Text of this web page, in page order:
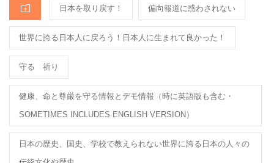
CATEGORIES
日本を取り戻す！ 偏向報道に惑わされない
世界に誇る日本人に戻ろう！日本人に生まれて良かった！
守る 祈り
健康、命と尊厳を守る情報とデモ情報（時に英語版も含む・
SOMETIMES INCLUDES ENGLISH VERSION）
日本の歴史、国史、学校で教えられない世界に誇る日本の人々の